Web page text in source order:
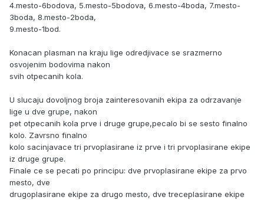
4.mesto-6bodova, 5.mesto-5bodova, 6.mesto-4boda, 7.mesto-
3boda, 8.mesto-2boda,
9.mesto-1bod.
Konacan plasman na kraju lige odredjivace se srazmerno
osvojenim bodovima nakon
svih otpecanih kola.
U slucaju dovoljnog broja zainteresovanih ekipa za odrzavanje
lige u dve grupe, nakon
pet otpecanih kola prve i druge grupe,pecalo bi se sesto finalno
kolo. Zavrsno finalno
kolo sacinjavace tri prvoplasirane iz prve i tri prvoplasirane ekipe
iz druge grupe.
Finale ce se pecati po principu: dve prvoplasirane ekipe za prvo
mesto, dve
drugoplasirane ekipe za drugo mesto, dve treceplasirane ekipe